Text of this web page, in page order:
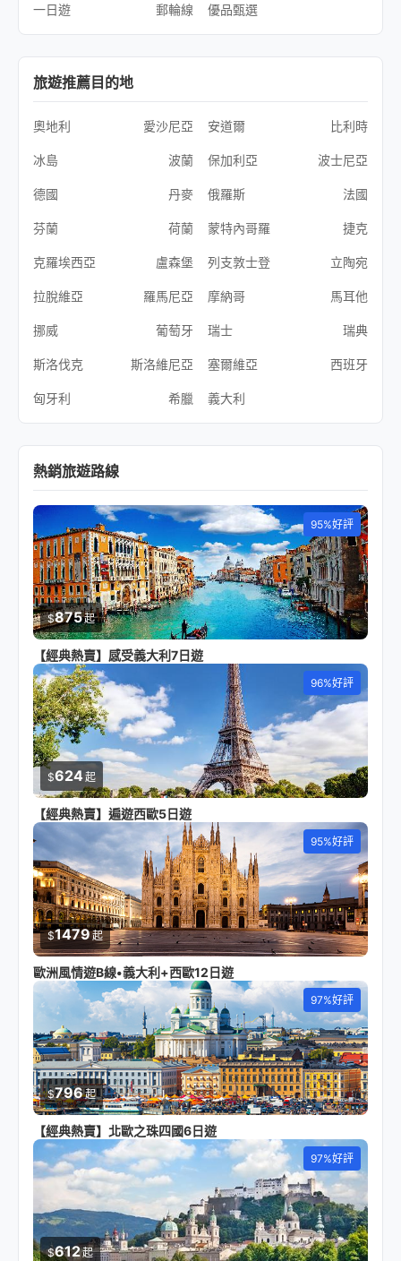
一日遊 郵輪線 優品甄選
旅遊推薦目的地
奧地利 愛沙尼亞 安道爾 比利時
冰島 波蘭 保加利亞 波士尼亞
德國 丹麥 俄羅斯 法國
芬蘭 荷蘭 蒙特內哥羅 捷克
克羅埃西亞 盧森堡 列支敦士登 立陶宛
拉脫維亞 羅馬尼亞 摩納哥 馬耳他
挪威 葡萄牙 瑞士 瑞典
斯洛伐克 斯洛維尼亞 塞爾維亞 西班牙
匈牙利 希臘 義大利
熱銷旅遊路線
95%好評
$875起
【經典熱賣】感受義大利7日遊
96%好評
$624起
【經典熱賣】遍遊西歐5日遊
95%好評
$1479起
歐洲風情遊B線•義大利+西歐12日遊
97%好評
$796起
【經典熱賣】北歐之珠四國6日遊
97%好評
$612起